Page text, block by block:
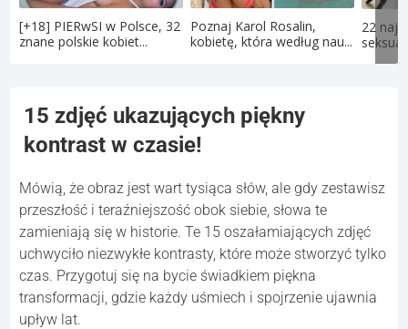
[+18] PIERwSI w Polsce, 32
znane polskie kobiet...
Poznaj Karol Rosalin,
kobietę, która według nau...
22
15 zdjęć ukazujących piękny
kontrast w czasie!
Mówią, że obraz jest wart tysiąca słów, ale gdy zestawisz
przeszłość i teraźniejszość obok siebie, słowa te
zamieniają się w historie. Te 15 oszałamiających zdjęć
uchwyciło niezwykłe kontrasty, które może stworzyć tylko
czas. Przygotuj się na bycie świadkiem piękna
transformacji, gdzie każdy uśmiech i spojrzenie ujawnia
upływ lat.